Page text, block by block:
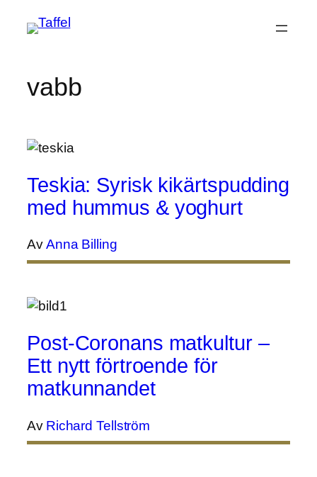
vabb
Teskia: Syrisk kikärtspudding
med hummus & yoghurt
AvAnna Billing
Post-Coronans matkultur –
Ett nytt förtroende för
matkunnandet
Av Richard Tellström